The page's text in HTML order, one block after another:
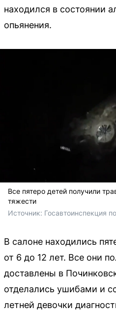
находился в состоянии
опьянения.
Все пятеро детей получили
тяжести
Источник: Госавтоинспекция
В салоне находились
от 6 до 12 лет. Все они
доставлены в
отделались ушибами и
летней девочки